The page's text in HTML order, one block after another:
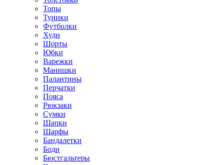
Топы
Туники
Футболки
Худи
Шорты
Юбки
Варежки
Манишки
Палантины
Перчатки
Пояса
Рюкзаки
Сумки
Шапки
Шарфы
Бандалетки
Боди
Бюстгальтеры